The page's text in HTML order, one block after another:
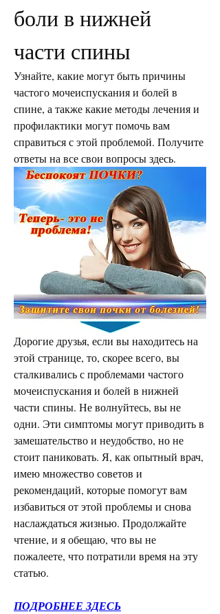
боли в нижней
части спины
Узнайте, какие могут быть причины
частого мочеиспускания и болей в
спине, а также какие методы лечения и
профилактики могут помочь вам
справиться с этой проблемой. Получите
ответы на все свои вопросы здесь.
Дорогие друзья, если вы находитесь на
этой странице, то, скорее всего, вы
сталкивались с проблемами частого
мочеиспускания и болей в нижней
части спины. Не волнуйтесь, вы не
одни. Эти симптомы могут приводить в
замешательство и неудобство, но не
стоит паниковать. Я, как опытный врач,
имею множество советов и
рекомендаций, которые помогут вам
избавиться от этой проблемы и снова
наслаждаться жизнью. Продолжайте
чтение, и я обещаю, что вы не
пожалеете, что потратили время на эту
статью.
ПОДРОБНЕЕ ЗДЕСЬ